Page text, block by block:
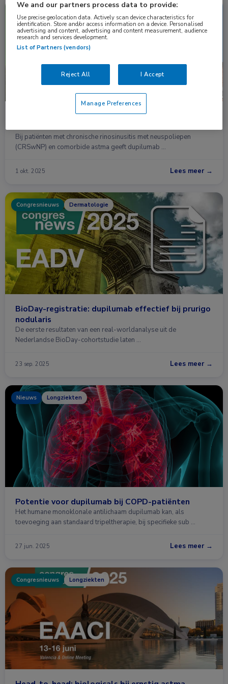
Dupilumab superieur aan omalizumab bij CRSwNP
Bij patiënten met chronische rinosinusitis met neuspoliepen
(CRSwNP) en comorbide astma geeft dupilumab …
1 okt. 2025 Lees meer →
Congresnieuws Dermatologie
BioDay-registratie: dupilumab effectief bij prurigo
nodularis
De eerste resultaten van een real-worldanalyse uit de
Nederlandse BioDay-cohortstudie laten …
23 sep. 2025 Lees meer →
Nieuws Longziekten
Potentie voor dupilumab bij COPD-patiënten
Het humane monoklonale antilichaam dupilumab kan, als
toevoeging aan standaard tripeltherapie, bij specifieke sub …
27 jun. 2025 Lees meer →
Congresnieuws Longziekten
We and our partners process data to provide:
Use precise geolocation data. Actively scan device characteristics for
identification. Store and/or access information on a device. Personalised
advertising and content, advertising and content measurement, audience
research and services development.
List of Partners (vendors)
Reject All I Accept
Manage Preferences